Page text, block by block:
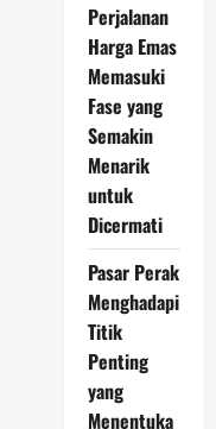
Perjalanan
Harga Emas
Memasuki
Fase yang
Semakin
Menarik
untuk
Dicermati
Pasar Perak
Menghadapi
Titik
Penting
yang
Menentuka